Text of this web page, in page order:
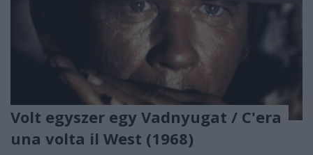
Volt egyszer egy Vadnyugat / C'era
una volta il West (1968)